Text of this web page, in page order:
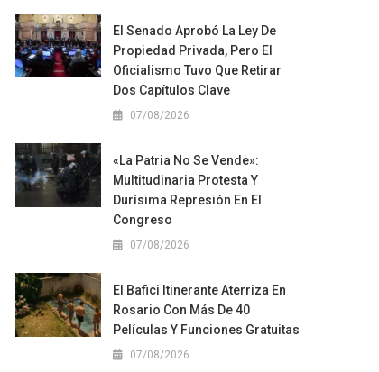
El Senado Aprobó La Ley De
Propiedad Privada, Pero El
Oficialismo Tuvo Que Retirar
Dos Capítulos Clave
07/08/2026
«La Patria No Se Vende»:
Multitudinaria Protesta Y
Durísima Represión En El
Congreso
07/08/2026
El Bafici Itinerante Aterriza En
Rosario Con Más De 40
Películas Y Funciones Gratuitas
07/08/2026